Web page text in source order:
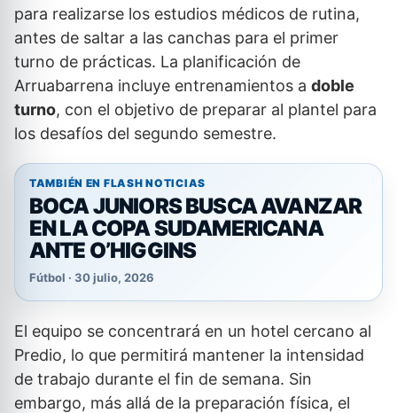
para realizarse los estudios médicos de rutina,
antes de saltar a las canchas para el primer
turno de prácticas. La planificación de
Arruabarrena incluye entrenamientos a doble
turno, con el objetivo de preparar al plantel para
los desafíos del segundo semestre.
TAMBIÉN EN FLASH NOTICIAS
BOCA JUNIORS BUSCA AVANZAR
EN LA COPA SUDAMERICANA
ANTE O’HIGGINS
Fútbol · 30 julio, 2026
El equipo se concentrará en un hotel cercano al
Predio, lo que permitirá mantener la intensidad
de trabajo durante el fin de semana. Sin
embargo, más allá de la preparación física, el